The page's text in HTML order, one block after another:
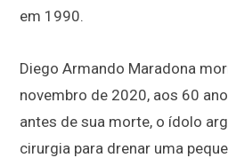
em 1990.
Diego Armando Maradona
novembro de 2020, aos 60
antes de sua morte, o ídolo
cirurgia para drenar uma